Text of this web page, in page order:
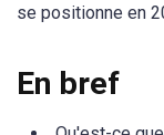
se positionne en
En bref